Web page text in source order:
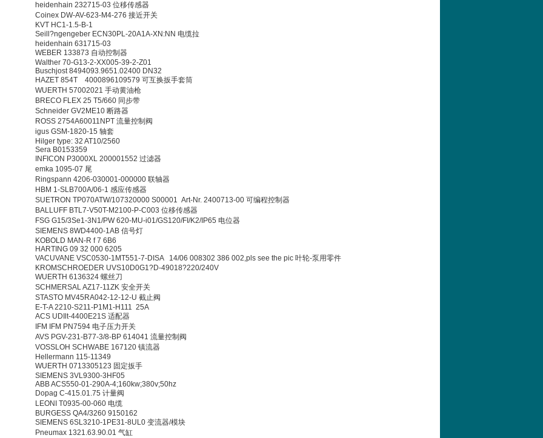
heidenhain 232715-03 位移传感器
Coinex DW-AV-623-M4-276 接近开关
KVT HC1-1.5-B-1
Seill?ngengeber ECN30PL-20A1A-XN:NN 电缆拉
heidenhain 631715-03
WEBER 133873 自动控制器
Walther 70-G13-2-XX005-39-2-Z01
Buschjost 8494093.9651.02400 DN32
HAZET 854T 4000896109579 可互换扳手套筒
WUERTH 57002021 手动黄油枪
BRECO FLEX 25 T5/660 同步带
Schneider GV2ME10 断路器
ROSS 2754A60011NPT 流量控制阀
igus GSM-1820-15 轴套
Hilger type: 32 AT10/2560
Sera B0153359
INFICON P3000XL 200001552 过滤器
emka 1095-07 尾
Ringspann 4206-030001-000000 联轴器
HBM 1-SLB700A/06-1 感应传感器
SUETRON TP070ATW/107320000 S00001 Art-Nr. 2400713-00 可编程控制器
BALLUFF BTL7-V50T-M2100-P-C003 位移传感器
FSG G15/3Se1-3N1/PW 620-MU-i01/GS120/FI/K2/IP65 电位器
SIEMENS 8WD4400-1AB 信号灯
KOBOLD MAN-R f 7 6B6
HARTING 09 32 000 6205
VACUVANE VSC0530-1MT551-7-DISA 14/06 008302 386 002,pls see the pic 叶轮-泵用零件
KROMSCHROEDER UVS10D0G1?D-49018?220/240V
WUERTH 6136324 螺丝刀
SCHMERSAL AZ17-11ZK 安全开关
STASTO MV45RA042-12-12-U 截止阀
E-T-A 2210-S211-P1M1-H111 25A
ACS UDIlt-4400E21S 适配器
IFM IFM PN7594 电子压力开关
AVS PGV-231-B77-3/8-BP 614041 流量控制阀
VOSSLOH SCHWABE 167120 镇流器
Hellermann 115-11349
WUERTH 0713305123 固定扳手
SIEMENS 3VL9300-3HF05
ABB ACS550-01-290A-4;160kw;380v;50hz
Dopag C-415.01.75 计量阀
LEONI T0935-00-060 电缆
BURGESS QA4/3260 9150162
SIEMENS 6SL3210-1PE31-8UL0 变流器/模块
Pneumax 1321.63.90.01 气缸